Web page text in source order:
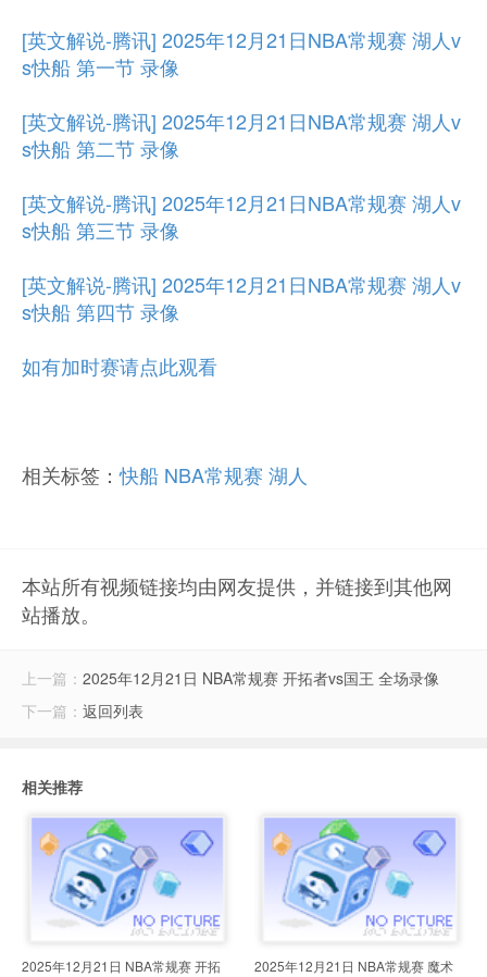
[英文解说-腾讯] 2025年12月21日NBA常规赛 湖人v
s快船 第一节 录像
[英文解说-腾讯] 2025年12月21日NBA常规赛 湖人v
s快船 第二节 录像
[英文解说-腾讯] 2025年12月21日NBA常规赛 湖人v
s快船 第三节 录像
[英文解说-腾讯] 2025年12月21日NBA常规赛 湖人v
s快船 第四节 录像
如有加时赛请点此观看
相关标签：快船 NBA常规赛 湖人
本站所有视频链接均由网友提供，并链接到其他网
站播放。
上一篇： 2025年12月21日 NBA常规赛 开拓者vs国王 全场录像
下一篇： 返回列表
相关推荐
2025年12月21日 NBA常规赛 开拓
2025年12月21日 NBA常规赛 魔术